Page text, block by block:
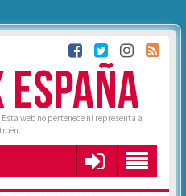
web no pertenece ni representa a